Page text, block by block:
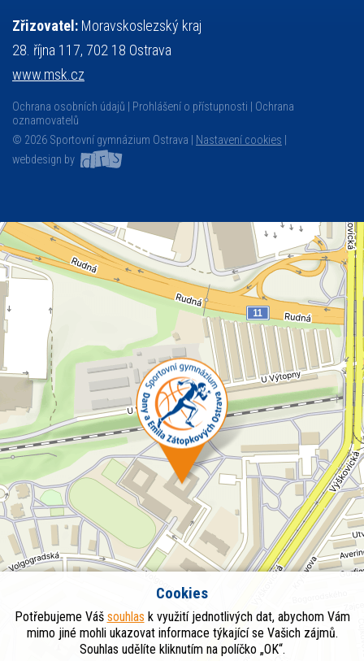
Zřizovatel: Moravskoslezský kraj
28. října 117, 702 18 Ostrava
www.msk.cz
Ochrana osobních údajů Prohlášení o přístupnosti
Ochrana
oznamovatelů
© 2026 Sportovní gymnázium Ostrava |
Nastavení cookies
webdesign by
Cookies
Potřebujeme Váš souhlas k využití jednotlivých dat, abychom Vám
mimo jiné mohli ukazovat informace týkající se Vašich zájmů.
Souhlas udělíte kliknutím na políčko „OK“.